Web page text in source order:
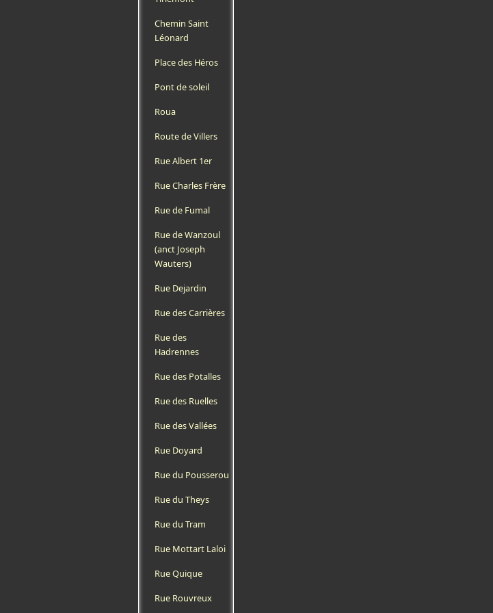
Chemin Saint
Léonard
Place des Héros
Pont de soleil
Roua
Route de Villers
Rue Albert 1er
Rue Charles Frère
Rue de Fumal
Rue de Wanzoul
(anct Joseph
Wauters)
Rue Dejardin
Rue des Carrières
Rue des
Hadrennes
Rue des Potalles
Rue des Ruelles
Rue des Vallées
Rue Doyard
Rue du Pousserou
Rue du Theys
Rue du Tram
Rue Mottart Laloi
Rue Quique
Rue Rouvreux